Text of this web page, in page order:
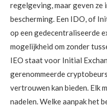
regelgeving, maar geven ze
bescherming. Een IDO, of
op een gedecentraliseerde
mogelijkheid om zonder
IEO staat voor Initial
gerenommeerde
vertrouwen kan bieden. Elk
nadelen. Welke aanpak het